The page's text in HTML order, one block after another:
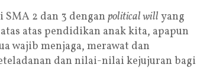
2 dan 3 dengan political will yang
atas pendidikan anak kita, apapun
wajib menjaga, merawat dan
dan nilai-nilai kejujuran bagi